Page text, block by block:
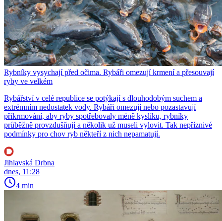
Rybníky vysychají před očima. Rybáři omezují krmení a přesouvají
ryby ve velkém
Rybářství v celé republice se potýkají s dlouhodobým suchem a
extrémním nedostatek vody. Rybáři omezují nebo pozastavují
přikrmování, aby ryby spotřebovaly méně kyslíku, rybníky
průběžně provzdušňují a několik už museli vylovit. Tak nepříznivé
podmínky pro chov ryb někteří z nich nepamatují.
Jihlavská Drbna
dnes, 11:28
4 min